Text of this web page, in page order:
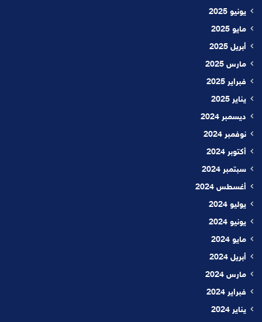
يونيو 2025
مايو 2025
أبريل 2025
مارس 2025
فبراير 2025
يناير 2025
ديسمبر 2024
نوفمبر 2024
أكتوبر 2024
سبتمبر 2024
أغسطس 2024
يوليو 2024
يونيو 2024
مايو 2024
أبريل 2024
مارس 2024
فبراير 2024
يناير 2024